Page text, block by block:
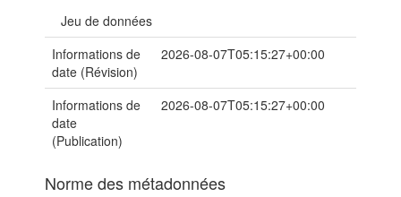
Jeu de données
Informations de
date (Révision)
2026-08-07T05:15:27+00:00
Informations de
date
(Publication)
2026-08-07T05:15:27+00:00
Norme des métadonnées